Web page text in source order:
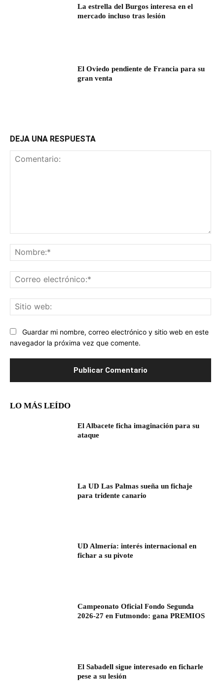
La estrella del Burgos interesa en el
mercado incluso tras lesión
El Oviedo pendiente de Francia para su
gran venta
DEJA UNA RESPUESTA
Guardar mi nombre, correo electrónico y sitio web en este
navegador la próxima vez que comente.
LO MÁS LEÍDO
El Albacete ficha imaginación para su
ataque
La UD Las Palmas sueña un fichaje
para tridente canario
UD Almería: interés internacional en
fichar a su pivote
Campeonato Oficial Fondo Segunda
2026-27 en Futmondo: gana PREMIOS
El Sabadell sigue interesado en ficharle
pese a su lesión